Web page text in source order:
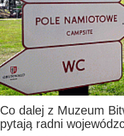
Co dalej z Muzeum
pytają radni